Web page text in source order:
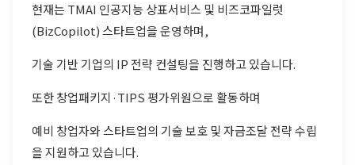
현재는 TMAI 인공지능 상표서비스 및 비즈코파일럿
(BizCopilot) 스타트업을 운영하며,
기술 기반 기업의 IP 전략 컨설팅을 진행하고 있습니다.
또한 창업패키지·TIPS 평가위원으로 활동하며
예비 창업자와 스타트업의 기술 보호 및 자금조달 전략 수립
을 지원하고 있습니다.